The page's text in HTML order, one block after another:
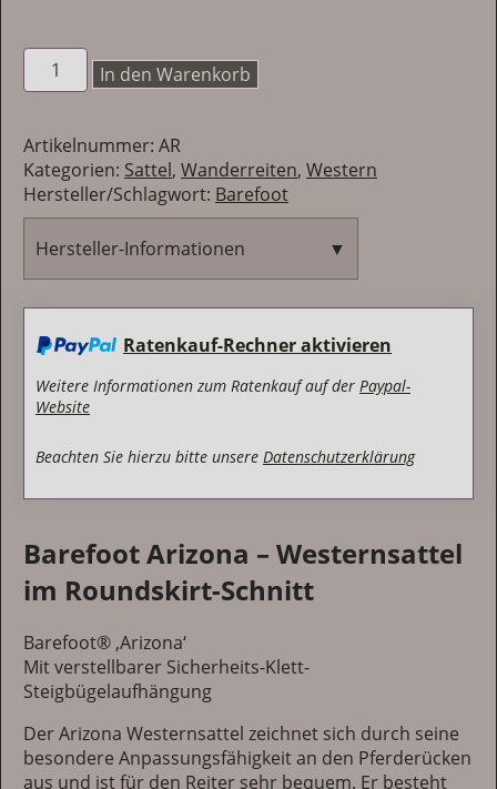
Barefoot
Arizona
Westernsattel
im
Roundskirt-
Schnitt
Menge
In den Warenkorb
Artikelnummer: AR
Kategorien: Sattel, Wanderreiten, Western
Hersteller/Schlagwort: Barefoot
Hersteller-Informationen ▼
Barefoot
Brentanostr. 27
69434 Hirschhorn
Deutschland
Ratenkauf-Rechner aktivieren
Weitere Informationen zum Ratenkauf auf der Paypal-
Website
Beachten Sie hierzu bitte unsere Datenschutzerklärung
Barefoot Arizona – Westernsattel
im Roundskirt-Schnitt
Barefoot® ‚Arizona‘
Mit verstellbarer Sicherheits-Klett-
Steigbügelaufhängung
Der Arizona Westernsattel zeichnet sich durch seine
besondere Anpassungsfähigkeit an den Pferderücken
aus und ist für den Reiter sehr bequem. Er besteht